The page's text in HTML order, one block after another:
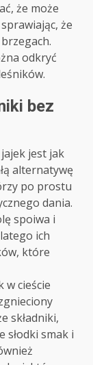
że może
że
odkryć
bez
jest jak
alternatywę
po prostu
dania.
spoiwa i
ich
które
w cieście
składniki,
słodki smak i